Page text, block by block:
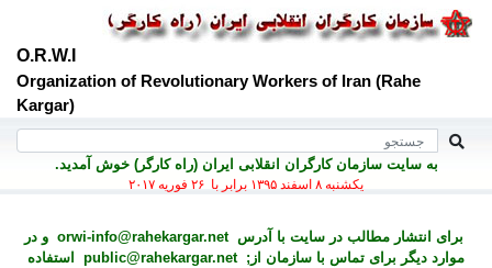
O.R.W.I
Organization of Revolutionary Workers of Iran (Rahe
Kargar)
به سايت سازمان کارگران انقلابی ايران (راه کارگر) خوش آمديد.
يكشنبه ۸ اسفند ۱۳۹۵ برابر با ۲۶ فوريه ۲۰۱۷
برای انتشار مطالب در سايت با آدرسorwi-info@rahekargar.net و در
موارد ديگر برای تماس با سازمان از;public@rahekargar.net
استفاده